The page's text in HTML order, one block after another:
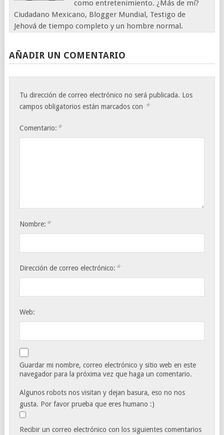
como entretenimiento. ¿Más de mí?
Ciudadano Mexicano, Blogger Mundial, Testigo de
Jehová de tiempo completo y un hombre normal.
AÑADIR UN COMENTARIO
Tu dirección de correo electrónico no será publicada. Los
campos obligatorios están marcados con *
Comentario: *
Nombre: *
Dirección de correo electrónico: *
Web:
Guardar mi nombre, correo electrónico y sitio web en este
navegador para la próxima vez que haga un comentario.
Algunos robots nos visitan y dejan basura, eso no nos
gusta. Por favor prueba que eres humano :)
Recibir un correo electrónico con los siguientes comentarios